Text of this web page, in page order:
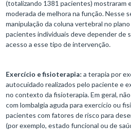
(totalizando 1381 pacientes) mostraram
moderada de melhora na função. Nesse
manipulação da coluna vertebral no
pacientes individuais deve depender de
acesso a esse tipo de intervenção.
Exercício e fisioterapia: a terapia por
autocuidado realizados pelo paciente e
no contexto da fisioterapia. Em geral,
com lombalgia aguda para exercício ou
pacientes com fatores de risco para
(por exemplo, estado funcional ou de